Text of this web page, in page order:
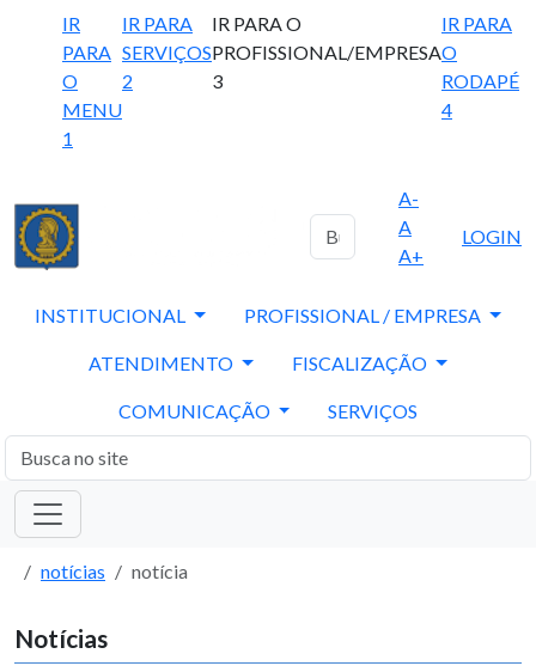
IR
PARA
O
MENU
1
IR PARA
SERVIÇOS
2
IR PARA O
PROFISSIONAL/EMPRESA
3
IR PARA
O
RODAPÉ
4
A-
A
A+
LOGIN
INSTITUCIONAL PROFISSIONAL / EMPRESA
ATENDIMENTO FISCALIZAÇÃO
COMUNICAÇÃO SERVIÇOS
notícias notícia
Notícias